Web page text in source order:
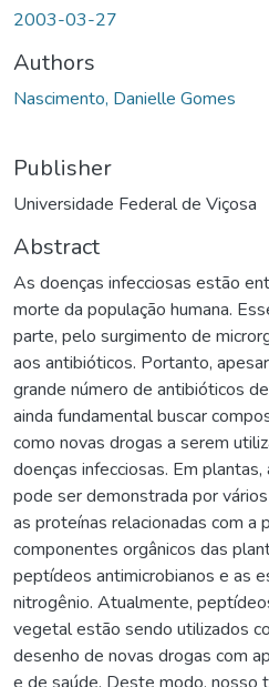
2003-03-27
Authors
Nascimento, Danielle Gomes
Publisher
Universidade Federal de Viçosa
Abstract
As doenças infecciosas estão
morte da população humana.
parte, pelo surgimento de
aos antibióticos. Portanto,
grande número de antibióticos
ainda fundamental buscar
como novas drogas a serem
doenças infecciosas. Em
pode ser demonstrada por
as proteínas relacionadas com a
componentes orgânicos das
peptídeos antimicrobianos e as
nitrogênio. Atualmente,
vegetal estão sendo utilizados
desenho de novas drogas com